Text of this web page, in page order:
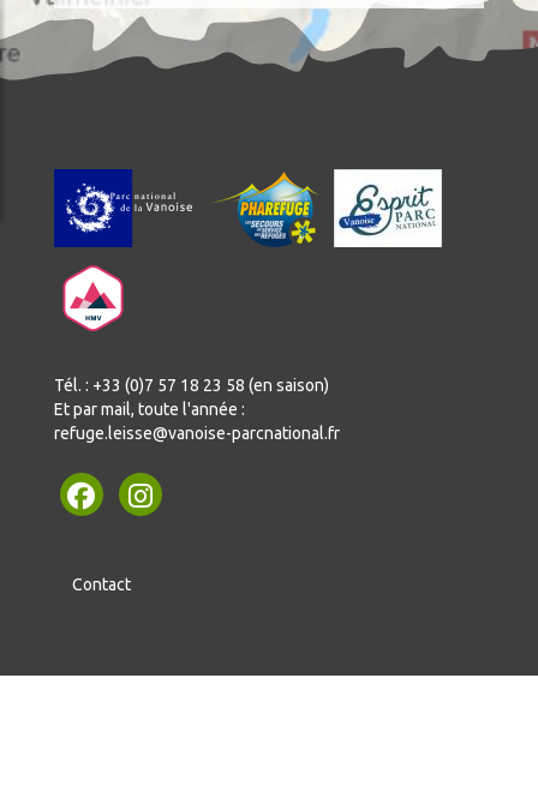
Tél. : +33 (0)7 57 18 23 58 (en saison)
Et par mail, toute l'année :
refuge.leisse@vanoise-parcnational.fr
Contact